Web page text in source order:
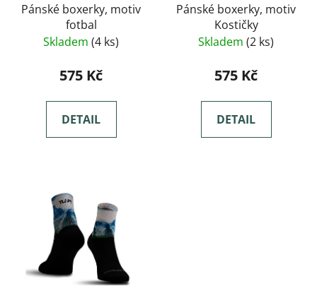
Pánské boxerky, motiv
fotbal
Skladem (4 ks)
575 Kč
DETAIL
Pánské boxerky, motiv
Kostičky
Skladem (2 ks)
575 Kč
DETAIL